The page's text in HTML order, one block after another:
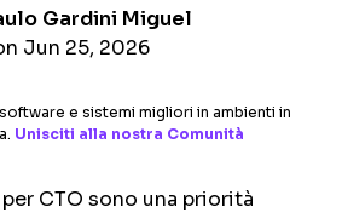
Gardini Miguel
Jun 25, 2026
e sistemi migliori in ambienti in
Unisciti alla nostra Comunità
CTO sono una priorità